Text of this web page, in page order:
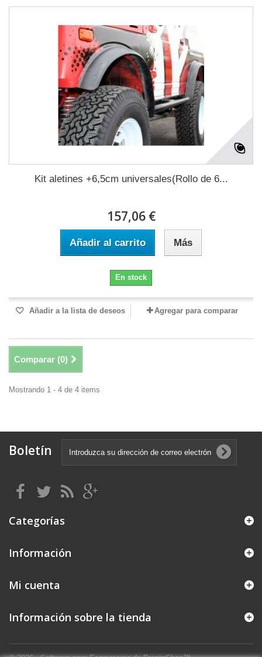
Kit aletines +6,5cm universales(Rollo de 6...
157,06 €
Añadir al carrito Más
En stock
Añadir a la lista de deseos Agregar para comparar
Comparar (0)
Mostrando 1 - 4 de 4 items
Boletín
Categorías
Información
Mi cuenta
Información sobre la tienda